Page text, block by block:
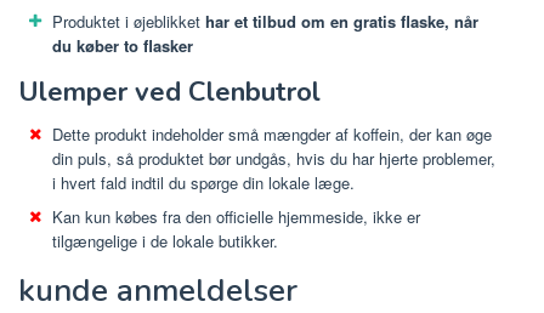
Produktet i øjeblikket har et tilbud om en gratis flaske, når
du køber to flasker
Ulemper ved Clenbutrol
Dette produkt indeholder små mængder af koffein, der kan øge
din puls, så produktet bør undgås, hvis du har hjerte problemer,
i hvert fald indtil du spørge din lokale læge.
Kan kun købes fra den officielle hjemmeside, ikke er
tilgængelige i de lokale butikker.
kunde anmeldelser